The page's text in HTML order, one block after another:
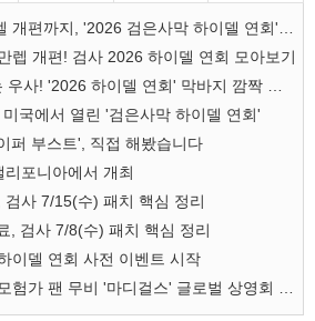
신규 클래스부터 레벨 개편까지, '2026 검은사막 하이델 연회' 총정리
렙 개편! 검사 2026 하이델 연회 모아보기
넨도로이드로 만나는 우사! '2026 하이델 연회' 막바지 깜짝 공개
국에서 열린 '검은사막 하이델 연회'
퍼 부스트', 직접 해봤습니다
포니아에서 개최
사 7/15(수) 패치 핵심 정리
, 검사 7/8(수) 패치 핵심 정리
이델 연회 사전 이벤트 시작
펄어비스, 검은사막 모험가 팬 무비 '마디걸스' 글로벌 상영회 개최